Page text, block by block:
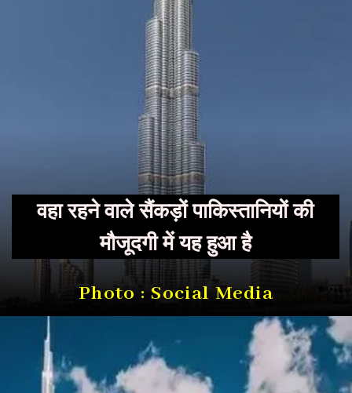
वहा रहने वाले सैंकड़ों पाकिस्तानियों की
मौजूदगी में यह हुआ है
Photo : Social Media